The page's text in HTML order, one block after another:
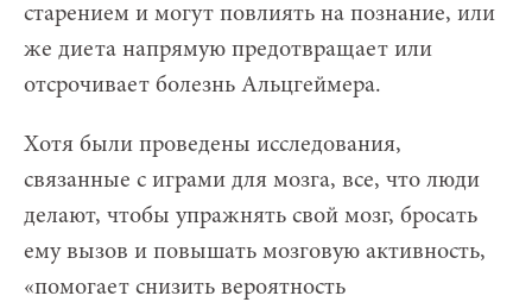
старением и могут повлиять на познание, или
же диета напрямую предотвращает или
отсрочивает болезнь Альцгеймера.
Хотя были проведены исследования,
связанные с играми для мозга, все, что люди
делают, чтобы упражнять свой мозг, бросать
ему вызов и повышать мозговую активность,
«помогает снизить вероятность